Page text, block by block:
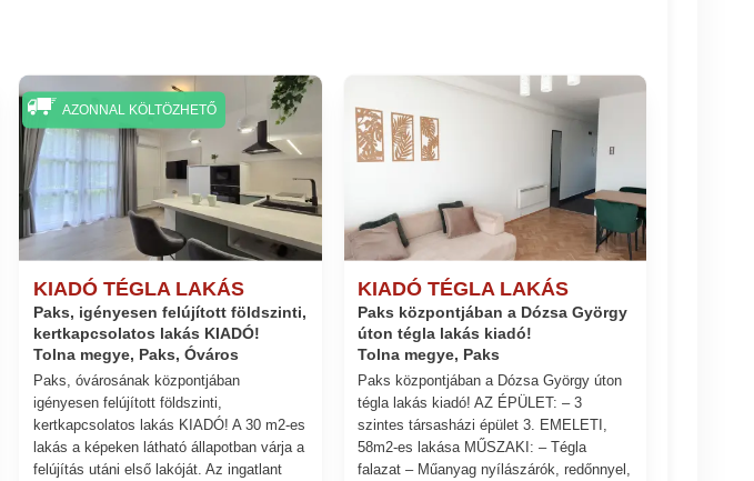
KIADÓ TÉGLA LAKÁS
Paks, igényesen felújított földszinti,
kertkapcsolatos lakás KIADÓ!
Tolna megye, Paks, Óváros
Paks, óvárosának központjában
igényesen felújított földszinti,
kertkapcsolatos lakás KIADÓ! A 30 m2-es
lakás a képeken látható állapotban várja a
felújítás utáni első lakóját. Az ingatlant
AZONNAL KÖLTÖZHETŐ
KIADÓ TÉGLA LAKÁS
Paks központjában a Dózsa György
úton tégla lakás kiadó!
Tolna megye, Paks
Paks központjában a Dózsa György úton
tégla lakás kiadó! AZ ÉPÜLET: – 3
szintes társasházi épület 3. EMELETI,
58m2-es lakása MŰSZAKI: – Tégla
falazat – Műanyag nyílászárók, redőnnyel,